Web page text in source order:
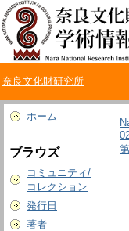
奈良文化財研究所
ホーム
ブラウズ
コミュニティ/
コレクション
発行日
著者